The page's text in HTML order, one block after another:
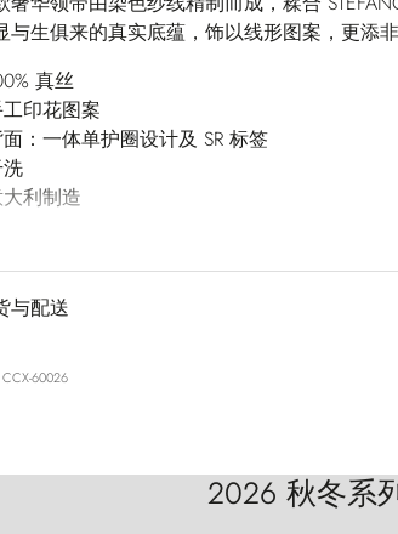
与生俱来的真实底蕴，饰以线形图案，更添非
真丝
印花图案
：一体单护圈设计及 SR 标签
利制造
与配送
CCX-60026
2026 秋冬系